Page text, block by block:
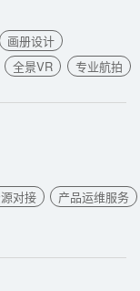
画册设计
全景VR 专业航拍
对接
产品运维服务